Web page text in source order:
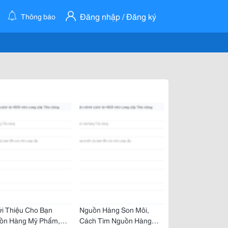
Thông báo Đăng nhập / Đăng ký
Thiệu Cho Bạn
Hàng Mỹ Phẩm,
Nguồn Hàng Son Môi,
Cách Tìm Nguồn Hàng